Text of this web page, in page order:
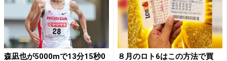
森凪也が5000mで13分15秒0
８月のロト6はこの方法で買